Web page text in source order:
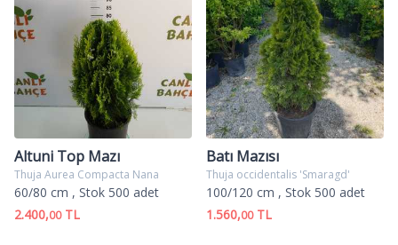
Altuni Top Mazı
Thuja Aurea Compacta Nana
60/80 cm , Stok 500 adet
2.400,00TL
Batı Mazısı
Thuja occidentalis 'Smaragd'
100/120 cm , Stok 500 adet
1.560,00TL